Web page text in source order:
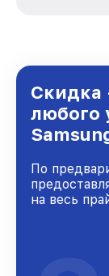
городе
повышая
наших
Скидка
любого
По
на весь